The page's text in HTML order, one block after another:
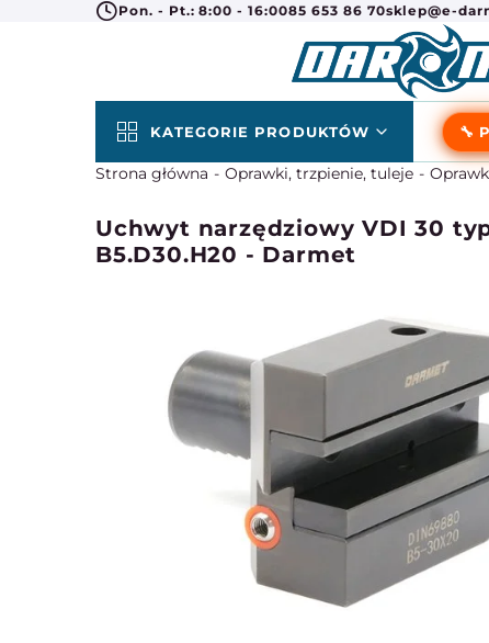
Pon. - Pt.: 8:00 - 16:0085 653 86 70sklep@e-
KATEGORIE PRODUKTÓW 🔧
Strona główna Oprawki, trzpienie, tuleje
Uchwyt narzędziowy VDI 30
B5.D30.H20 - Darmet